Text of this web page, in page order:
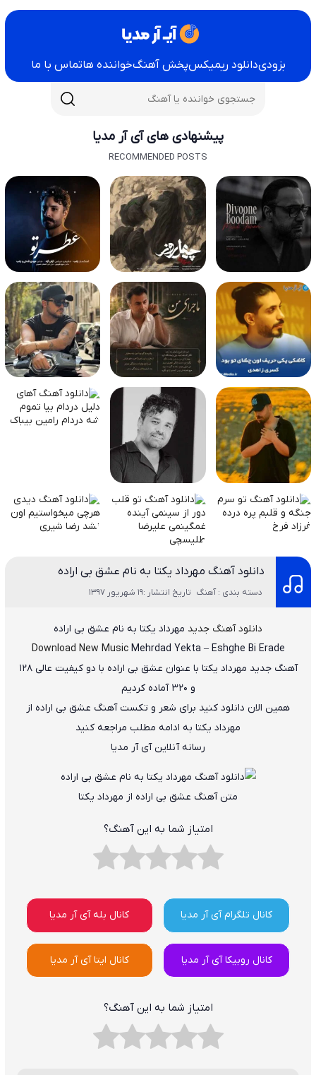
بزودیدانلود ریمیکسپخش آهنگخواننده هاتماس با ما
پیشنهادی های آی آر مدیا
RECOMMENDED POSTS
دانلود آهنگ مهرداد یکتا به نام عشق بی اراده
دسته بندی : آهنگ تاریخ انتشار :19 شهریور 1397
دانلود آهنگ جدید مهرداد یکتا به نام عشق بی اراده
Download New Music Mehrdad Yekta– Eshghe Bi Erade
آهنگ جدید مهرداد یکتا با عنوان عشق بی اراده
با دو کیفیت عالی ۱۲۸
و ۳۲۰ آماده کردیم
همین الان دانلود کنید برای شعر و تکست آهنگ عشق بی اراده از
مهرداد یکتا به ادامه مطلب مراجعه کنید
رسانه آنلاین آی آر مدیا
متن آهنگ عشق بی اراده از مهرداد یکتا
امتیاز شما به این آهنگ؟
کانال تلگرام آی آر مدیا کانال بله آی آر مدیا
کانال روبیکا آی آر مدیا کانال ایتا آی آر مدیا
امتیاز شما به این آهنگ؟